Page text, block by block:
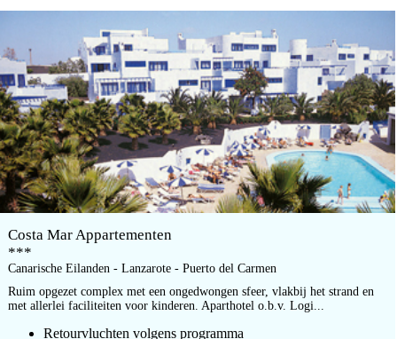
Costa Mar Appartementen
***
Canarische Eilanden - Lanzarote - Puerto del Carmen
Ruim opgezet complex met een ongedwongen sfeer, vlakbij het strand en
met allerlei faciliteiten voor kinderen. Aparthotel o.b.v. Logi...
Retourvluchten volgens programma